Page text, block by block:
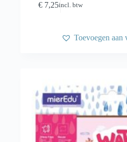
€ 7,25incl. btw
Toevoegen aan